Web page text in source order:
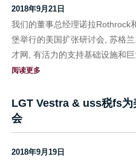
2018年9月21日
我们的董事总经理诺拉Rothrock
堡举行的美国扩张研讨会, 苏格
才网, 有活力的支持基础设施和
阅读更多
LGT Vestra & uss税fs为
会
2018年9月19日